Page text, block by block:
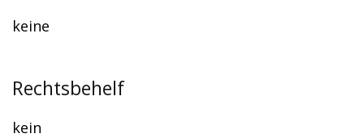
keine
Rechtsbehelf
kein